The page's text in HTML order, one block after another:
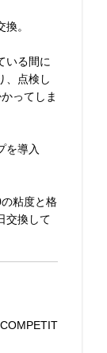
。
いる間に
、点検し
ってしま
を導入
粘度と格
交換して